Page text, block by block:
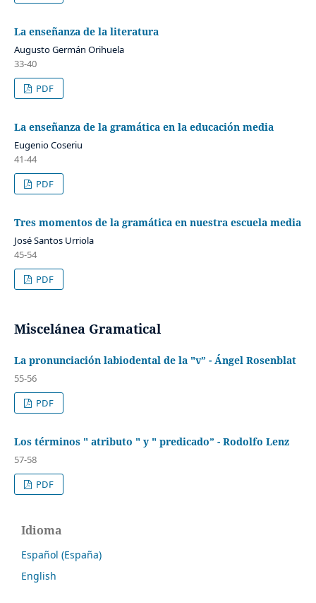
La enseñanza de la literatura
Augusto Germán Orihuela
33-40
PDF
La enseñanza de la gramática en la educación media
Eugenio Coseriu
41-44
PDF
Tres momentos de la gramática en nuestra escuela media
José Santos Urriola
45-54
PDF
Miscelánea Gramatical
La pronunciación labiodental de la "v” - Ángel Rosenblat
55-56
PDF
Los términos " atributo " y " predicado” - Rodolfo Lenz
57-58
PDF
Idioma
Español (España)
English